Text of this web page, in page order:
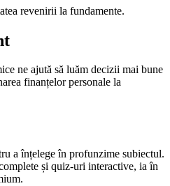
revenirii la fundamente.
ne ajută să luăm decizii mai bune
finanțelor personale la
a înțelege în profunzime subiectul.
și quiz-uri interactive, ia în